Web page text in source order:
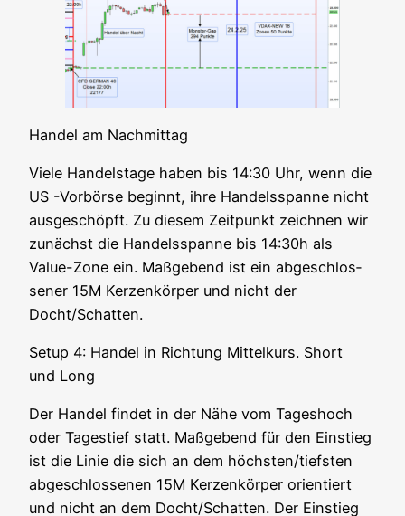
Han­del am Nachmittag
Vie­le Han­dels­ta­ge haben bis 14:30 Uhr, wenn die
US -Vor­bör­se beginnt, ihre Han­dels­span­ne nicht
aus­ge­schöpft. Zu die­sem Zeit­punkt zeich­nen wir
zunächst die Han­dels­span­ne bis 14:30h als
Value-Zone ein. Maß­ge­bend ist ein abge­schlos­
se­ner 15M Ker­zen­kör­per und nicht der
Docht/Schatten.
Set­up 4: Han­del in Rich­tung Mit­tel­kurs. Short
und Long
Der Han­del fin­det in der Nähe vom Tages­hoch
oder Tages­tief statt. Maß­ge­bend für den Ein­stieg
ist die Linie die sich an dem höchsten/tiefsten
abge­schlos­se­nen 15M Ker­zen­kör­per ori­en­tiert
und nicht an dem Docht/Schatten. Der Ein­stieg